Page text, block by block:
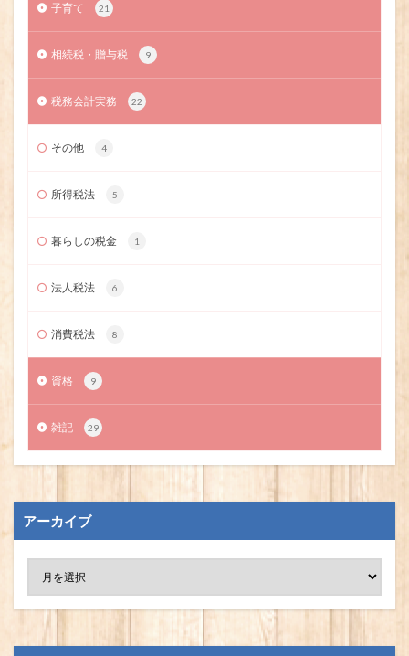
子育て 21
相続税・贈与税 9
税務会計実務 22
その他 4
所得税法 5
暮らしの税金 1
法人税法 6
消費税法 8
資格 9
雑記 29
アーカイブ